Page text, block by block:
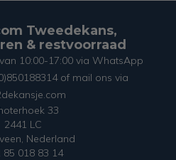
Tweedekans,
& restvoorraad
10:00-17:00 via WhatsApp
of mail ons via
33
2441 LC
Nederland
85 018 83 14